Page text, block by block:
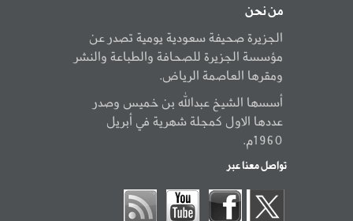
من نحن
الجزيرة صحيفة سعودية يومية تصدر عن
مؤسسة الجزيرة للصحافة والطباعة والنشر
ومقرها العاصمة الرياض.
أسسها الشيخ عبدالله بن خميس وصدر
عددها الاول كمجلة شهرية في أبريل
1960م.
تواصل معنا عبر